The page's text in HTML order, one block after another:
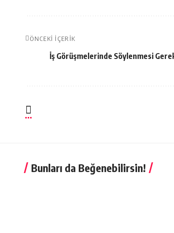
ÖNCEKI İÇERIK
İş Görüşmelerinde Söylenmesi
Bunları da Beğenebilirsin!